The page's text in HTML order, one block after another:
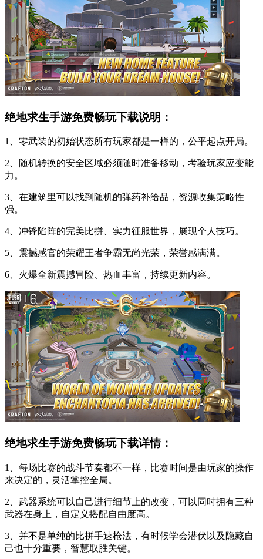
绝地求生手游免费畅玩下载说明：
1、零武装的初始状态所有玩家都是一样的，公平起点开局。
2、随机转换的安全区域必须随时准备移动，考验玩家应变能
力。
3、在建筑里可以找到随机的弹药补给品，资源收集策略性
强。
4、冲锋陷阵的完美比拼、实力征服世界，展现个人技巧。
5、震撼感官的荣耀王者争霸无尚光荣，荣誉感满满。
6、火爆全新震撼冒险、热血丰富，持续更新内容。
绝地求生手游免费畅玩下载详情：
1、每场比赛的战斗节奏都不一样，比赛时间是由玩家的操作
来决定的，灵活掌控全局。
2、武器系统可以自己进行细节上的改变，可以同时拥有三种
武器在身上，自定义搭配自由度高。
3、并不是单纯的比拼手速枪法，有时候学会潜伏以及隐藏自
己也十分重要，智慧取胜关键。